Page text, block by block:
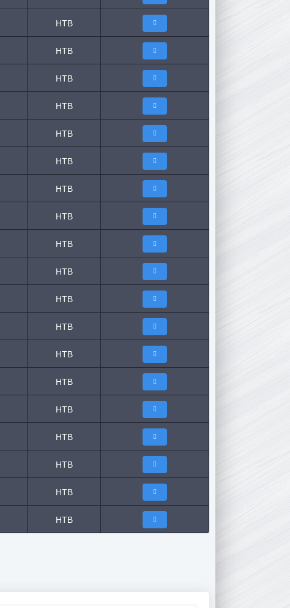
НТВ
НТВ
НТВ
НТВ
НТВ
НТВ
НТВ
НТВ
НТВ
НТВ
НТВ
НТВ
НТВ
НТВ
НТВ
НТВ
НТВ
НТВ
НТВ